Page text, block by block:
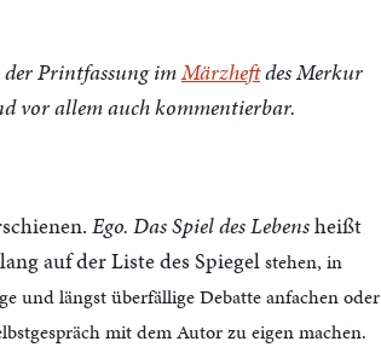
Printfassung imMärzheftdes Merkur
vor allem auch kommentierbar.
Ego. Das Spiel des Lebensheißt
auf der Liste des Spiegelstehen, in
und längst überfällige Debatte anfachen oder
mit dem Autor zu eigen machen.